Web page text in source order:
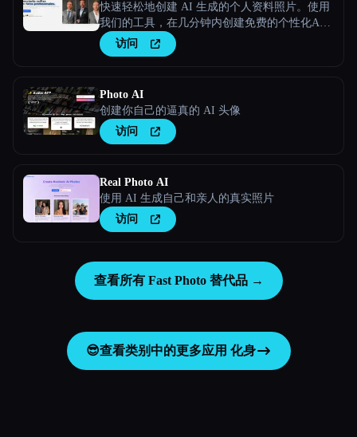
快速轻松地创建 AI 生成的个人资料照片。使用
我们的工具，在几分钟内创建免费的个性化AI
头像。试试看 → aiselfi.es
访问
Photo AI
创建你自己的逼真的 AI 头像
访问
Real Photo AI
使用 AI 生成自己和亲人的真实照片
访问
查看所有 Fast Photo 替代品 →
😎查看类别中的更多应用 化身